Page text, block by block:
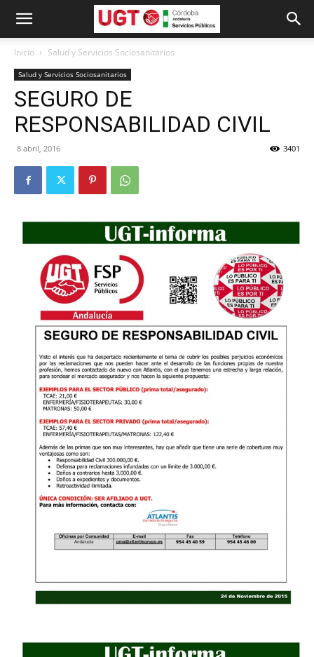
Inicio Salud y Servicios Sociosanitarios
Salud y Servicios Sociosanitarios
SEGURO DE
RESPONSABILIDAD CIVIL
8 abril, 2016 3401